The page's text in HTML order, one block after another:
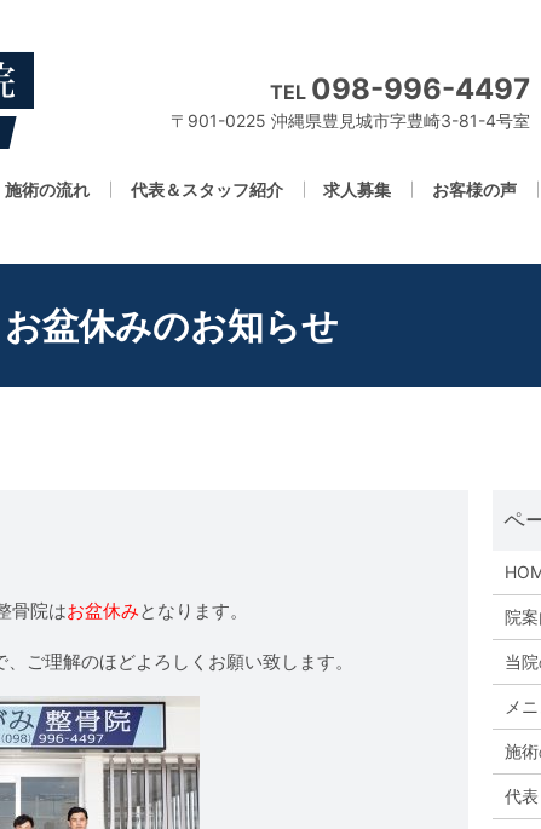
施術の流れ 代表＆スタッフ紹介 求人募集 お客様の声
TEL 098-996-4497
〒901-0225 沖縄県豊見城市字豊崎3-81-4号室
お盆休みのお知らせ
骨院はお盆休みとなります。
ご理解のほどよろしくお願い致します。
院
当
メ
施
代